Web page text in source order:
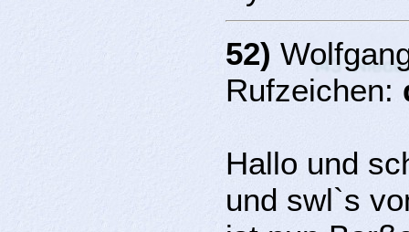
52)
Rufzeichen:
Hallo und
und swl`s